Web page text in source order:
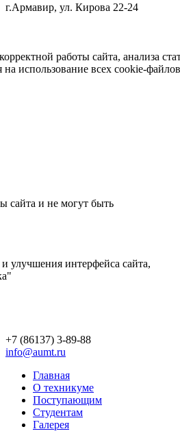
г.Армавир, ул. Кирова 22-24
работы сайта, анализа
использование всех cookie-
сайта и не могут быть
улучшения интерфейса сайта,
+7 (86137) 3-89-88
info@aumt.ru
Главная
О техникуме
Поступающим
Студентам
Галерея